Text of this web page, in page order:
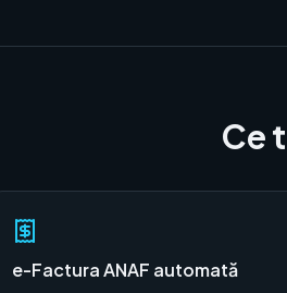
Ce
e-Factura ANAF automată